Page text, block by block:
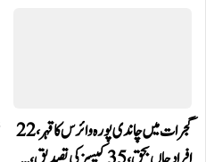
گجرات میں چاندی پورہ وائرس کا قہر، 22